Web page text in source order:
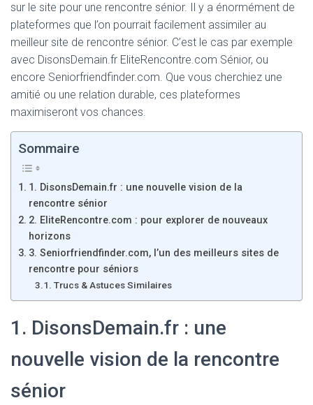
sur le site pour une rencontre sénior. Il y a énormément de
plateformes que l’on pourrait facilement assimiler au
meilleur site de rencontre sénior. C’est le cas par exemple
avec DisonsDemain.fr EliteRencontre.com Sénior, ou
encore Seniorfriendfinder.com. Que vous cherchiez une
amitié ou une relation durable, ces plateformes
maximiseront vos chances.
Sommaire
1. DisonsDemain.fr : une nouvelle vision de la
rencontre sénior
2. EliteRencontre.com : pour explorer de nouveaux
horizons
3. Seniorfriendfinder.com, l’un des meilleurs sites de
rencontre pour séniors
Trucs & Astuces Similaires
1. DisonsDemain.fr : une
nouvelle vision de la rencontre
sénior